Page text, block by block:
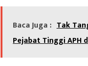
Baca Juga : Tak
Pejabat Tinggi APH